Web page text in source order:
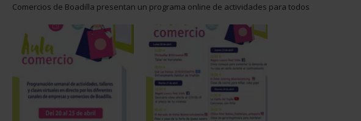
Comercios de Boadilla presentan un programa online de actividades para todos